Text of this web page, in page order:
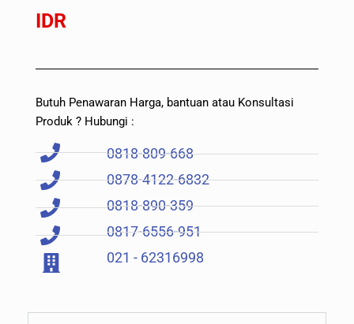
IDR
Butuh Penawaran Harga, bantuan atau Konsultasi
Produk ? Hubungi :
0818-809-668
0878-4122-6832
0818-890-359
0817-6556-951
021 - 62316998